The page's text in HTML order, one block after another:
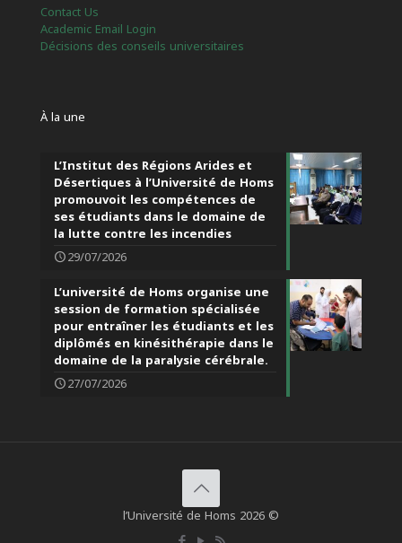
Contact Us
Academic Email Login
Décisions des conseils universitaires
À la une
L’Institut des Régions Arides et
Désertiques à l’Université de Homs
promouvoit les compétences de
ses étudiants dans le domaine de
la lutte contre les incendies
29/07/2026
L’université de Homs organise une
session de formation spécialisée
pour entraîner les étudiants et les
diplômés en kinésithérapie dans le
domaine de la paralysie cérébrale.
27/07/2026
l’Université de Homs 2026 ©